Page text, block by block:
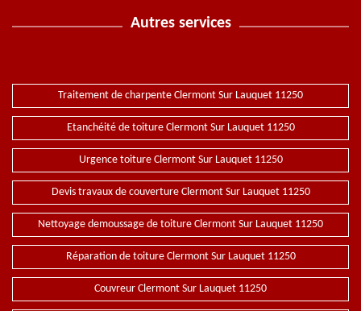
Autres services
Traitement de charpente Clermont Sur Lauquet 11250
Etanchéité de toiture Clermont Sur Lauquet 11250
Urgence toiture Clermont Sur Lauquet 11250
Devis travaux de couverture Clermont Sur Lauquet 11250
Nettoyage demoussage de toiture Clermont Sur Lauquet 11250
Réparation de toiture Clermont Sur Lauquet 11250
Couvreur Clermont Sur Lauquet 11250